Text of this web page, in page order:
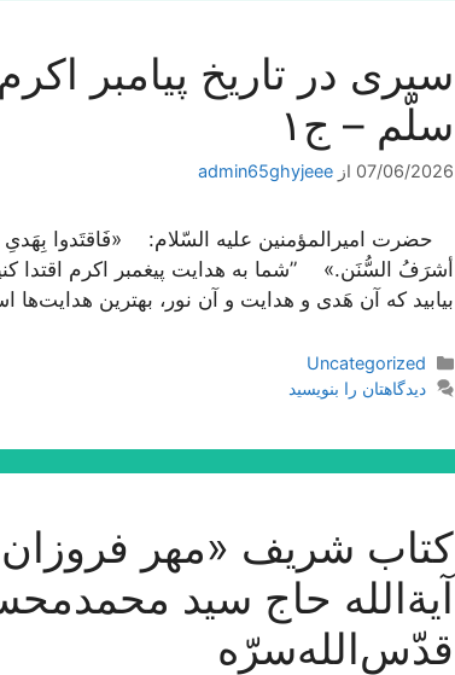
سیری در تاریخ پیامبر
سلّم – ج۱
07/06/2026 از admin65ghyjeee
حضرت امیرالمؤمنین علیه السّلام: «فَاقتَدوا بِهَدیِ
أشرَفُ السُّنَن.» ”شما به هدایت پیغمبر اکرم اقتدا
بیابید که آن هَدی و هدایت و آن نور، بهترین
دسته‌ها
Uncategorized
دیدگاهتان را بنویسید
کتاب شریف «مهر
آیة‌الله حاج سید
قدّس‌الله‌سرّه